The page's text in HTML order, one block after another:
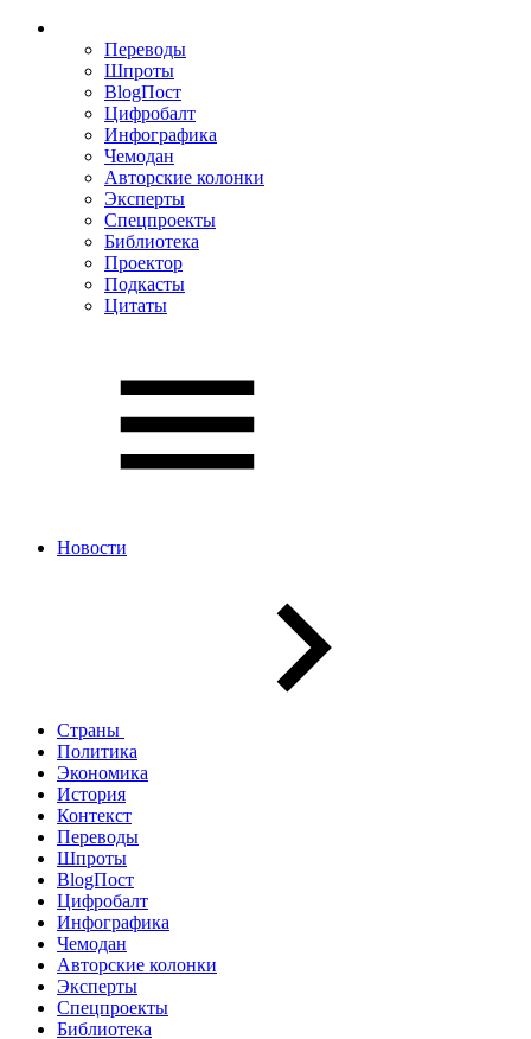
Переводы
Шпроты
BlogПост
Цифробалт
Инфографика
Чемодан
Авторские колонки
Эксперты
Спецпроекты
Библиотека
Проектор
Подкасты
Цитаты
Новости
Страны
Политика
Экономика
История
Контекст
Переводы
Шпроты
BlogПост
Цифробалт
Инфографика
Чемодан
Авторские колонки
Эксперты
Спецпроекты
Библиотека